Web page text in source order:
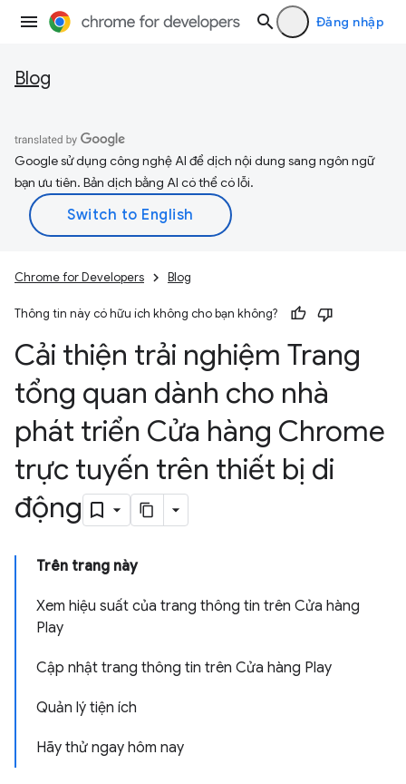
Đăng nhập
Blog
Google sử dụng công nghệ AI để dịch nội dung sang ngôn ngữ
bạn ưu tiên. Bản dịch bằng AI có thể có lỗi.
Chrome for Developers Blog
Thông tin này có hữu ích không cho bạn không?
Cải thiện trải nghiệm Trang
tổng quan dành cho nhà
phát triển Cửa hàng Chrome
trực tuyến trên thiết bị di
động
Trên trang này
Xem hiệu suất của trang thông tin trên Cửa hàng
Play
Cập nhật trang thông tin trên Cửa hàng Play
Quản lý tiện ích
Hãy thử ngay hôm nay